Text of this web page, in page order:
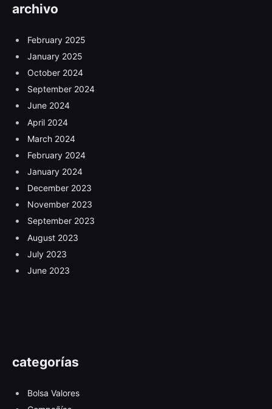
archivo
February 2025
January 2025
October 2024
September 2024
June 2024
April 2024
March 2024
February 2024
January 2024
December 2023
November 2023
September 2023
August 2023
July 2023
June 2023
categorías
Bolsa Valores